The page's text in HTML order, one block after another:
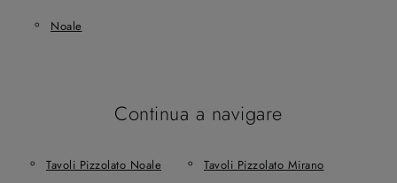
Noale
Continua a navigare
Tavoli Pizzolato Noale Tavoli Pizzolato Mirano